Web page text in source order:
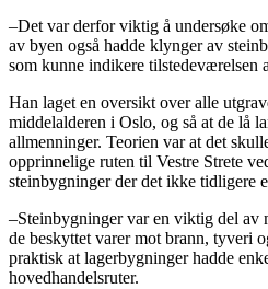
–Det var derfor viktig å undersøke
av byen også hadde klynger av
som kunne indikere tilstedeværelsen
Han laget en oversikt over alle
middelalderen i Oslo, og så at de lå
allmenninger. Teorien var at det
opprinnelige ruten til Vestre Strete
steinbygninger der det ikke tidligere
–Steinbygninger var en viktig del av
de beskyttet varer mot brann, tyveri
praktisk at lagerbygninger hadde
hovedhandelsruter.